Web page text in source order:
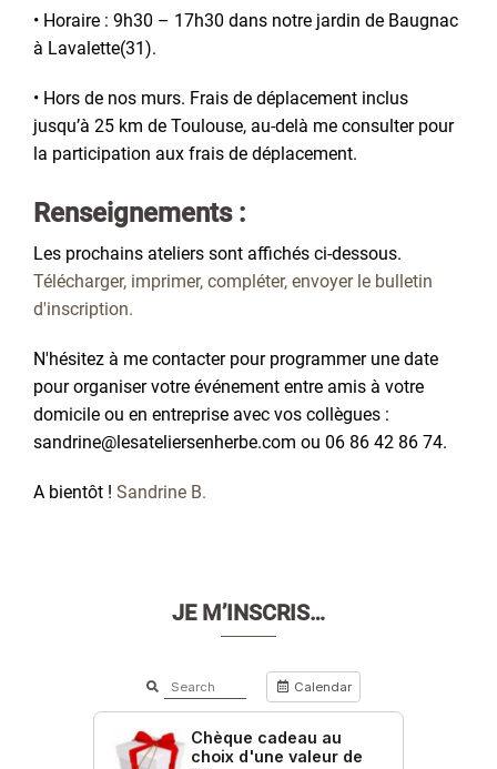
• Horaire : 9h30 – 17h30 dans notre jardin de Baugnac
à Lavalette(31).
• Hors de nos murs. Frais de déplacement inclus
jusqu’à 25 km de Toulouse, au-delà me consulter pour
la participation aux frais de déplacement.
Renseignements :
Les prochains ateliers sont affichés ci-dessous.
Télécharger, imprimer, compléter, envoyer le bulletin
d'inscription.
N'hésitez à me contacter pour programmer une date
pour organiser votre événement entre amis à votre
domicile ou en entreprise avec vos collègues :
sandrine@lesateliersenherbe.com ou 06 86 42 86 74.
A bientôt ! Sandrine B.
JE M’INSCRIS…